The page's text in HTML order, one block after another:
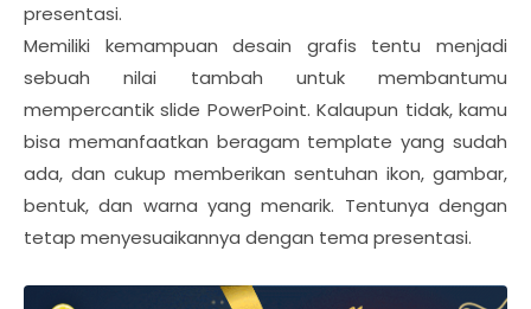
presentasi.
Memiliki kemampuan desain grafis tentu menjadi
sebuah nilai tambah untuk membantumu
mempercantik slide PowerPoint. Kalaupun tidak, kamu
bisa memanfaatkan beragam template yang sudah
ada, dan cukup memberikan sentuhan ikon, gambar,
bentuk, dan warna yang menarik. Tentunya dengan
tetap menyesuaikannya dengan tema presentasi.